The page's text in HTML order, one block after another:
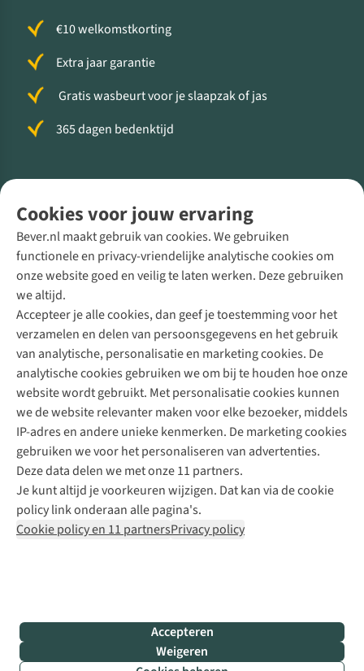
Cookies voor jouw ervaring
Bever.nl maakt gebruik van cookies. We gebruiken
functionele en privacy-vriendelijke analytische cookies om
onze website goed en veilig te laten werken. Deze gebruiken
we altijd.
Accepteer je alle cookies, dan geef je toestemming voor het
verzamelen en delen van persoonsgegevens en het gebruik
van analytische, personalisatie en marketing cookies. De
analytische cookies gebruiken we om bij te houden hoe onze
website wordt gebruikt. Met personalisatie cookies kunnen
we de website relevanter maken voor elke bezoeker, middels
IP-adres en andere unieke kenmerken. De marketing cookies
gebruiken we voor het personaliseren van advertenties.
Deze data delen we met onze 11 partners.
Je kunt altijd je voorkeuren wijzigen. Dat kan via de cookie
policy link onderaan alle pagina's.
Cookie policy en 11 partnersPrivacy policy
Accepteren
Weigeren
€10 welkomstkorting
Extra jaar garantie
Gratis wasbeurt voor je slaapzak of jas
365 dagen bedenktijd
Direct advies van een Buitenexpert
+31 (0)85 888 50 88
+31 6 12 28 49 80
Contactformulier
Bever
B.V.